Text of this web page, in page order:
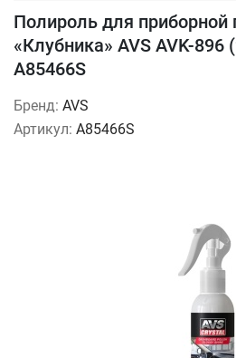
Полироль для приборной
«Клубника» AVS AVK-896
A85466S
Бренд: AVS
Артикул: A85466S